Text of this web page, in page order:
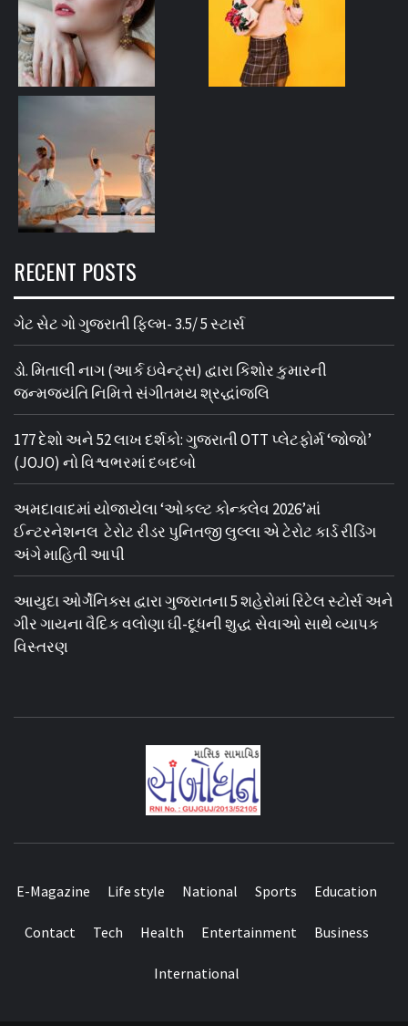
RECENT POSTS
ગેટ સેટ ગો ગુજરાતી ફિલ્મ- 3.5/ 5 સ્ટાર્સ
ડો. મિતાલી નાગ (આર્ક ઇવેન્ટ્સ) દ્વારા કિશોર કુમારની
જન્મજયંતિ નિમિત્તે સંગીતમય શ્રદ્ધાંજલિ
177 દેશો અને 52 લાખ દર્શકો: ગુજરાતી OTT પ્લેટફોર્મ ‘જોજો’
(JOJO) નો વિશ્વભરમાં દબદબો
અમદાવાદમાં યોજાયેલા ‘ઓકલ્ટ કોન્ક્લેવ 2026’માં
ઈન્ટરનેશનલ ટેરોટ રીડર પુનિતજી લુલ્લા એ ટેરોટ કાર્ડ રીડિંગ
અંગે માહિતી આપી
આયુદા ઓર્ગેનિક્સ દ્વારા ગુજરાતના 5 શહેરોમાં રિટેલ સ્ટોર્સ અને
ગીર ગાયના વૈદિક વલોણા ઘી-દૂધની શુદ્ધ સેવાઓ સાથે વ્યાપક
વિસ્તરણ
E-Magazine Life style National Sports Education
Contact Tech Health Entertainment Business
International